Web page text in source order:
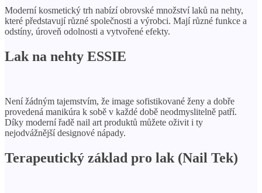
Moderní kosmetický trh nabízí obrovské množství laků na nehty,
které představují různé společnosti a výrobci. Mají různé funkce a
odstíny, úroveň odolnosti a vytvořené efekty.
Lak na nehty ESSIE
Není žádným tajemstvím, že image sofistikované ženy a dobře
provedená manikúra k sobě v každé době neodmyslitelně patří.
Díky moderní řadě nail art produktů můžete oživit i ty
nejodvážnější designové nápady.
Terapeutický základ pro lak (Nail Tek)